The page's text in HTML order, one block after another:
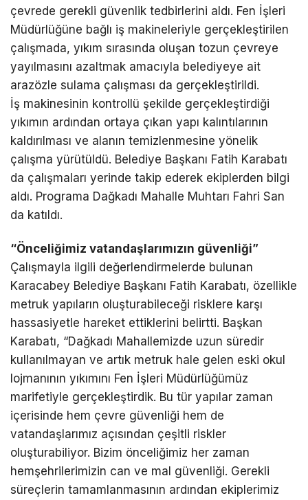
çevrede gerekli güvenlik tedbirlerini aldı. Fen İşleri
Müdürlüğüne bağlı iş makineleriyle gerçekleştirilen
çalışmada, yıkım sırasında oluşan tozun çevreye
yayılmasını azaltmak amacıyla belediyeye ait
arazözle sulama çalışması da gerçekleştirildi.
İş makinesinin kontrollü şekilde gerçekleştirdiği
yıkımın ardından ortaya çıkan yapı kalıntılarının
kaldırılması ve alanın temizlenmesine yönelik
çalışma yürütüldü. Belediye Başkanı Fatih Karabatı
da çalışmaları yerinde takip ederek ekiplerden bilgi
aldı. Programa Dağkadı Mahalle Muhtarı Fahri San
da katıldı.
“Önceliğimiz vatandaşlarımızın güvenliği”
Çalışmayla ilgili değerlendirmelerde bulunan
Karacabey Belediye Başkanı Fatih Karabatı, özellikle
metruk yapıların oluşturabileceği risklere karşı
hassasiyetle hareket ettiklerini belirtti. Başkan
Karabatı, “Dağkadı Mahallemizde uzun süredir
kullanılmayan ve artık metruk hale gelen eski okul
lojmanının yıkımını Fen İşleri Müdürlüğümüz
marifetiyle gerçekleştirdik. Bu tür yapılar zaman
içerisinde hem çevre güvenliği hem de
vatandaşlarımız açısından çeşitli riskler
oluşturabiliyor. Bizim önceliğimiz her zaman
hemşehrilerimizin can ve mal güvenliği. Gerekli
süreçlerin tamamlanmasının ardından ekiplerimiz